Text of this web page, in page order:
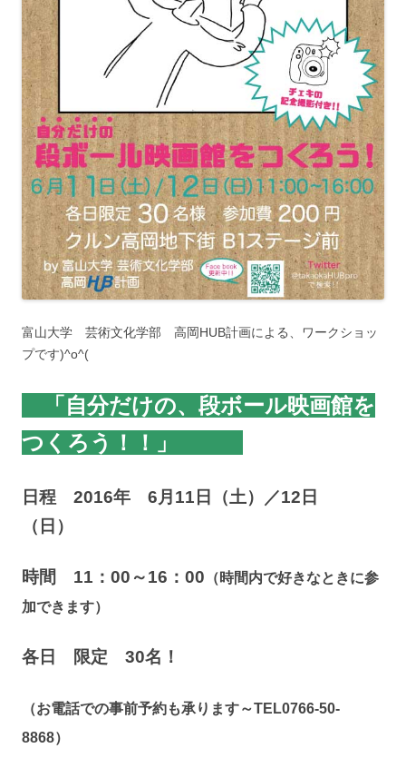
富山大学 芸術文化学部 高岡HUB計画による、ワークショッ
プです)^o^(
「自分だけの、段ボール映画館を
つくろう！！」
日程 2016年 6月11日（土）／12日
（日）
時間 11：00～16：00 （時間内で好きなときに参
加できます）
各日 限定 30名！
（お電話での事前予約も承ります～TEL0766-50-
8868）